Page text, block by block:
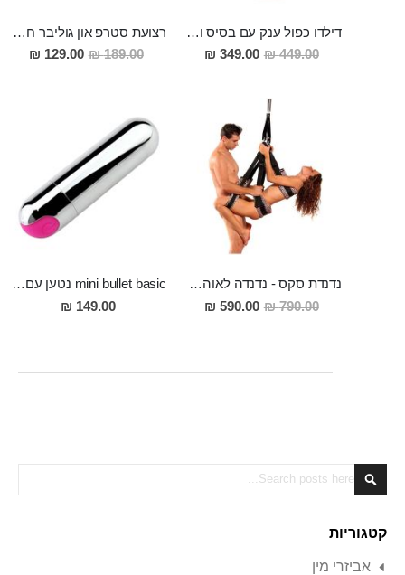
דילדו כפול ענק עם בסיס ואקום Kuan Ti
449.00 ₪
מחיר
מבצע
349.00 ₪
רצועת סטרפ און גוליבר חזקה ואמינה ,מתאימה לשני בני הזוג ולמגוון רחב של הדילדואים
189.00 ₪
מחיר
מבצע
129.00 ₪
נדנדת סקס - נדנדה לאוהבים
790.00 ₪
מחיר
מבצע
590.00 ₪
mini bullet basic נטען עם מספר מהירויות
149.00 ₪
Search
Search
קטגוריות
אביזרי מין